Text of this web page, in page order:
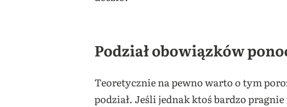
Podział obowiązków
Teoretycznie na pewno warto o tym
podział. Jeśli jednak ktoś bardzo